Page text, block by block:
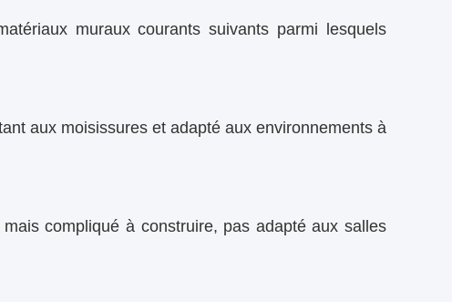
muraux courants suivants parmi lesquels
aux moisissures et adapté aux environnements à
compliqué à construire, pas adapté aux salles